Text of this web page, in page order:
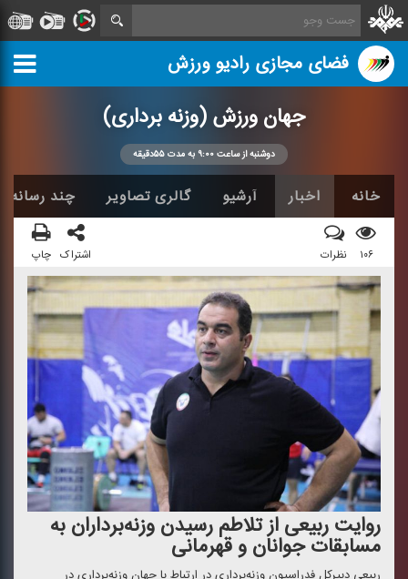
فضای مجازی رادیو ورزش
جهان ورزش (وزنه برداری)
دوشنبه از ساعت ۹:۰۰ به مدت ۵۵دقیقه
خانه اخبار آرشیو گالری تصاویر چند رسانه
۱۰۶ نظرات اشتراک چاپ
روایت ربیعی از تلاطم رسیدن وزنه‌برداران به
مسابقات جوانان و قهرمانی